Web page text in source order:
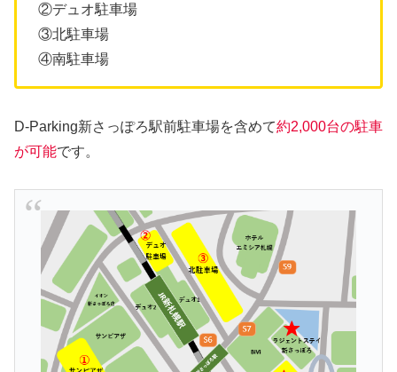
②デュオ駐車場
③北駐車場
④南駐車場
D-Parking新さっぽろ駅前駐車場を含めて約2,000台の駐車
が可能です。